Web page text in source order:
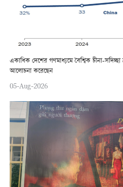
একাধিক দেশের গণমাধ্যমে বৈশ্বিক চীনা-
আলোচনা করেছেন
05-Aug-2026